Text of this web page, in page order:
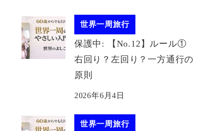
世界一周旅行
保護中: 【No.12】ルール①
右回り？左回り？一方通行の
原則
2026年6月4日
世界一周旅行